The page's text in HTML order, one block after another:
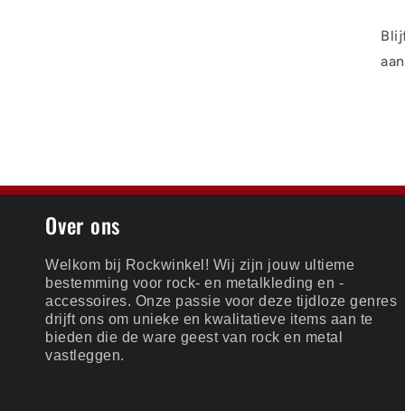
Over ons
Welkom bij Rockwinkel! Wij zijn jouw ultieme
bestemming voor rock- en metalkleding en -
accessoires. Onze passie voor deze tijdloze genres
drijft ons om unieke en kwalitatieve items aan te
bieden die de ware geest van rock en metal
vastleggen.